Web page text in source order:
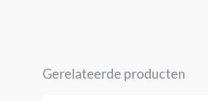
Gerelateerde producten